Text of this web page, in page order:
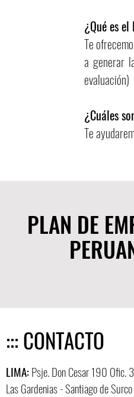
¿Qué es el
Te
a generar
evaluación)
¿Cuáles
Te
PLAN DE
::: CONTACTO
LIMA:Psje. Don Cesar 190 Ofic.
Las Gardenias - Santiago de Surco